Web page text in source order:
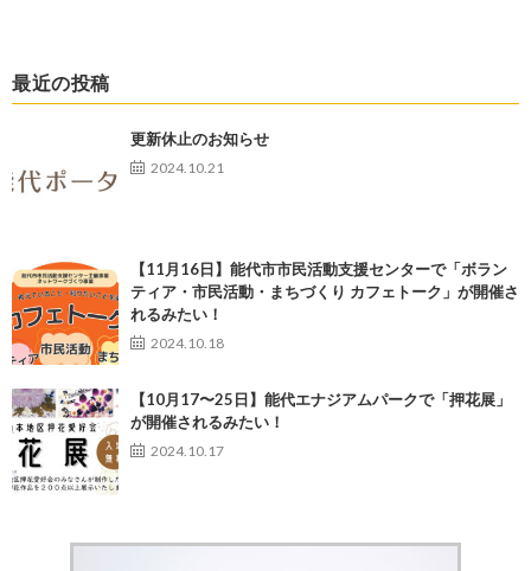
最近の投稿
更新休止のお知らせ
2024.10.21
【11月16日】能代市市民活動支援センターで「ボラン
ティア・市民活動・まちづくり カフェトーク」が開催さ
れるみたい！
2024.10.18
【10月17〜25日】能代エナジアムパークで「押花展」
が開催されるみたい！
2024.10.17